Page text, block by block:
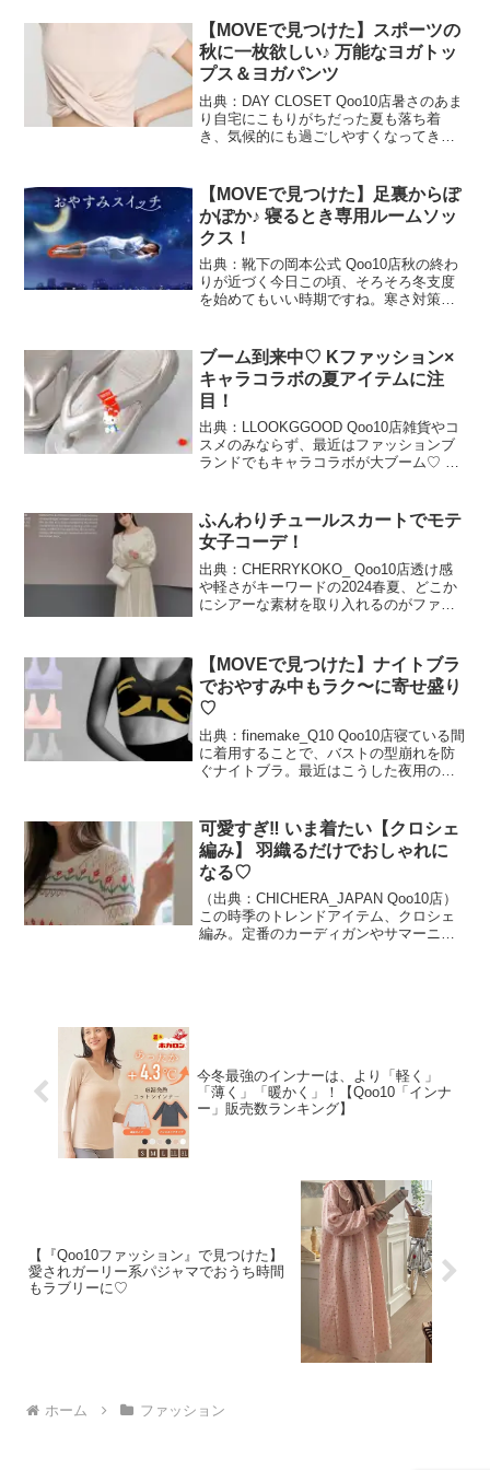
【MOVEで見つけた】スポーツの
秋に一枚欲しい♪ 万能なヨガトッ
プス＆ヨガパンツ
出典：DAY CLOSET Qoo10店暑さのあま
り自宅にこもりがちだった夏も落ち着
き、気候的にも過ごしやすくなってきま
くのも心地よいこれからの季節には、エ
クササイズ...
【MOVEで見つけた】足裏からぽ
かぽか♪ 寝るとき専用ルームソッ
クス！
出典：靴下の岡本公式 Qoo10店秋の終わ
りが近づく今日この頃、そろそろ冬支度
を始めてもいい時期ですね。寒さ対策は
の『靴下サプリ まるでこたつ』シリーズ
です。大人気のソ...
ブーム到来中♡ Kファッション×
キャラコラボの夏アイテムに注
目！
出典：LLOOKGGOOD Qoo10店雑貨やコ
スメのみならず、最近はファッションブ
ランドでもキャラコラボが大ブーム♡ 韓
が人気を誇っています。人気ファッショ
ンブランド...
ふんわりチュールスカートでモテ
女子コーデ！
出典：CHERRYKOKO_ Qoo10店透け感
や軽さがキーワードの2024春夏、どこか
にシアーな素材を取り入れるのがファッ
たりなチュールスカートは、履くだけで
今ドキなコ...
【MOVEで見つけた】ナイトブラ
でおやすみ中もラク〜に寄せ盛り
♡
出典：finemake_Q10 Qoo10店寝ている間
に着用することで、バストの型崩れを防
ぐナイトブラ。最近はこうした夜用のブ
感なのに、寄せて包むパワー構造が「盛
れる...
可愛すぎ‼ いま着たい【クロシェ
編み】 羽織るだけでおしゃれに
なる♡
（出典：CHICHERA_JAPAN Qoo10店）
この時季のトレンドアイテム、クロシェ
編み。定番のカーディガンやサマーニッ
今冬最強のインナーは、より「軽く」
「薄く」「暖かく」！【Qoo10「インナ
ー」販売数ランキング】
【『Qoo10ファッション』で見つけた】
愛されガーリー系パジャマでおうち時間
もラブリーに♡
ホーム ファッション